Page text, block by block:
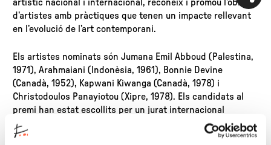
artístic nacional i internacional, reconeix i promou l’obra
d’artistes amb pràctiques que tenen un impacte rellevant
en l’evolució de l’art contemporani.
Els artistes nominats són Jumana Emil Abboud (Palestina,
1971), Arahmaiani (Indonèsia, 1961), Bonnie Devine
(Canadà, 1952), Kapwani Kiwanga (Canadà, 1978) i
Christodoulos Panayiotou (Xipre, 1978). Els candidats al
premi han estat escollits per un jurat internacional
integrat per professionals reconeguts del món de l’art, així
com representants dels patrocinadors oficials del guardó.